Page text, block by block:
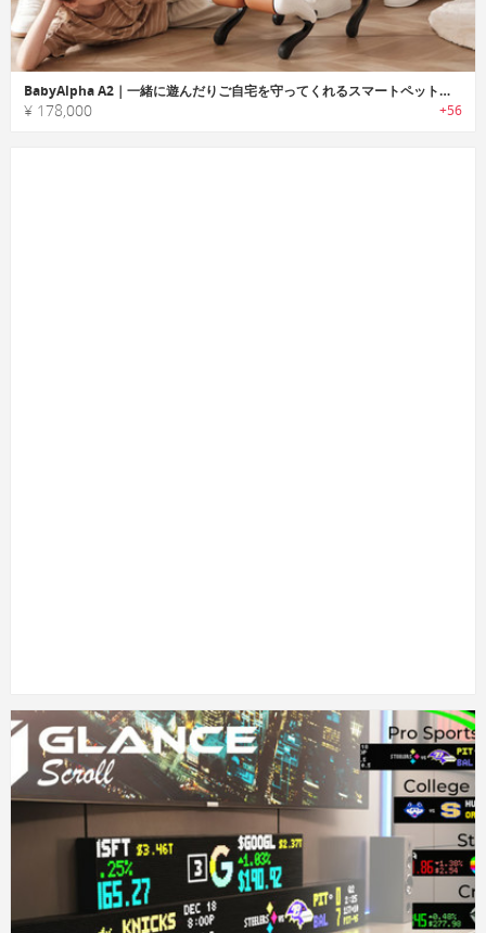
BabyAlpha A2｜一緒に遊んだりご自宅を守ってくれるスマートペットロボット
¥ 178,000 +56